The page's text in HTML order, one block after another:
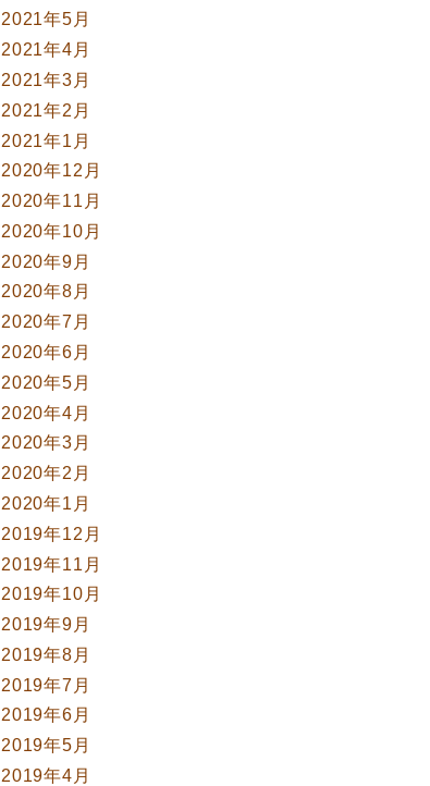
2021年5月
2021年4月
2021年3月
2021年2月
2021年1月
2020年12月
2020年11月
2020年10月
2020年9月
2020年8月
2020年7月
2020年6月
2020年5月
2020年4月
2020年3月
2020年2月
2020年1月
2019年12月
2019年11月
2019年10月
2019年9月
2019年8月
2019年7月
2019年6月
2019年5月
2019年4月